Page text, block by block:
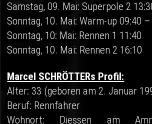
Samstag, 09. Mai: Superpole 2
Sonntag, 10. Mai: Warm-up 09:40
Sonntag, 10: Mai: Rennen 1 11:40
Sonntag, 10. Mai: Rennen 2 16:10
Marcel SCHRÖTTERs Profil:
Alter: 33 (geboren am 2. Januar
Beruf: Rennfahrer
Wohnort: Diessen am